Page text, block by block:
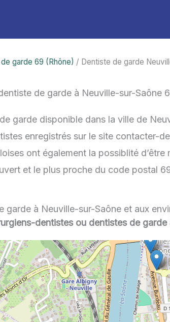
garde 69 (Rhône) / Dentiste de garde
de garde à Neuville-sur-Saône
garde disponible dans la ville de
enregistrés sur le site contacter-
ont également la possiblité
et le plus proche du code postal
garde à Neuville-sur-Saône et aux
dentistes ou dentistes de